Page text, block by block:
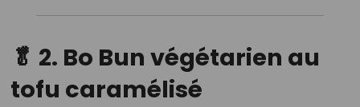
🥬 2. Bo Bun végétarien au
tofu caramélisé